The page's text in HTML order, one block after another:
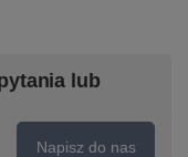
lub
Napisz do nas